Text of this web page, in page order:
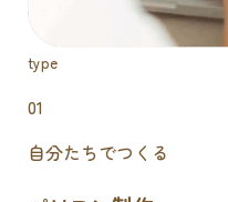
type
01
自分たちでつくる